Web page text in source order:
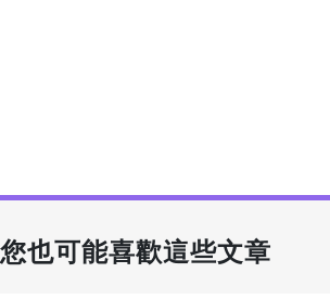
您也可能喜歡這些文章